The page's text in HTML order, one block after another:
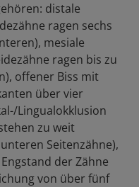
distale
ragen sechs
mesiale
ragen bis zu
offener Biss mit
über vier
Lingualokklusion
zu weit
Seitenzähne),
der Zähne
von über fünf